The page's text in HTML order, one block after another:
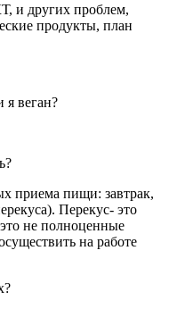
и других проблем,
продукты, план
я веган?
приема пищи: завтрак,
Перекус- это
не полноценные
на работе